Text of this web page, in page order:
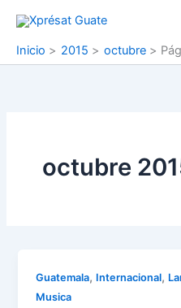
contenido
Inicio 2015 octubre
octubre
Guatemala, Internacional,
Musica